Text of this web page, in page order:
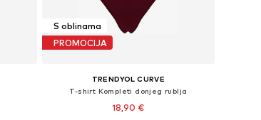
S oblinama
PROMOCIJA
TRENDYOL CURVE
T-shirt Kompleti donjeg rublja
18,90 €